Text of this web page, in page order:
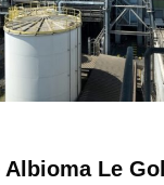
Albioma Le